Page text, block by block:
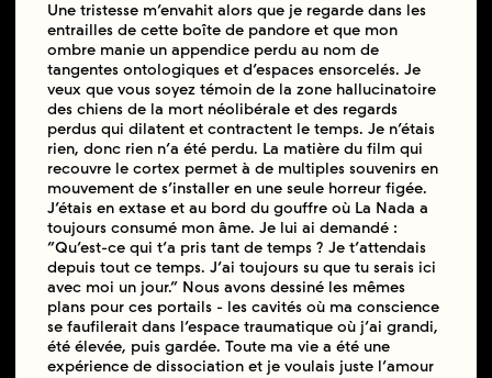
Une tristesse m’envahit alors que je regarde dans les
entrailles de cette boîte de pandore et que mon
ombre manie un appendice perdu au nom de
tangentes ontologiques et d’espaces ensorcelés. Je
veux que vous soyez témoin de la zone hallucinatoire
des chiens de la mort néolibérale et des regards
perdus qui dilatent et contractent le temps. Je n’étais
rien, donc rien n’a été perdu. La matière du film qui
recouvre le cortex permet à de multiples souvenirs en
mouvement de s’installer en une seule horreur figée.
J’étais en extase et au bord du gouffre où La Nada a
toujours consumé mon âme. Je lui ai demandé :
“Qu’est-ce qui t’a pris tant de temps ? Je t’attendais
depuis tout ce temps. J’ai toujours su que tu serais ici
avec moi un jour.” Nous avons dessiné les mêmes
plans pour ces portails - les cavités où ma conscience
se faufilerait dans l’espace traumatique où j’ai grandi,
été élevée, puis gardée. Toute ma vie a été une
expérience de dissociation et je voulais juste l’amour